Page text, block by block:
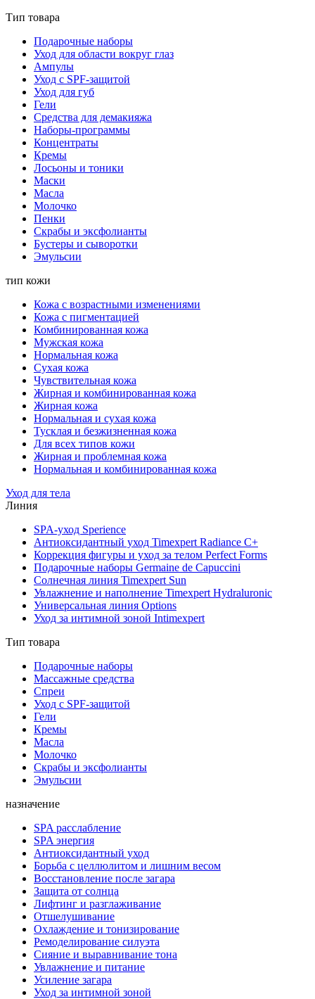
Тип товара
Подарочные наборы
Уход для области вокруг глаз
Ампулы
Уход с SPF-защитой
Уход для губ
Гели
Средства для демакияжа
Наборы-программы
Концентраты
Кремы
Лосьоны и тоники
Маски
Масла
Молочко
Пенки
Скрабы и эксфолианты
Бустеры и сыворотки
Эмульсии
тип кожи
Кожа с возрастными изменениями
Кожа с пигментацией
Комбинированная кожа
Мужская кожа
Нормальная кожа
Сухая кожа
Чувствительная кожа
Жирная и комбинированная кожа
Жирная кожа
Нормальная и сухая кожа
Тусклая и безжизненная кожа
Для всех типов кожи
Жирная и проблемная кожа
Нормальная и комбинированная кожа
Уход для тела
Линия
SPA-уход Sperience
Антиоксидантный уход Timexpert Radiance C+
Коррекция фигуры и уход за телом Perfect Forms
Подарочные наборы Germaine de Capuccini
Солнечная линия Timexpert Sun
Увлажнение и наполнение Timexpert Hydraluronic
Универсальная линия Options
Уход за интимной зоной Intimexpert
Тип товара
Подарочные наборы
Массажные средства
Спреи
Уход с SPF-защитой
Гели
Кремы
Масла
Молочко
Скрабы и эксфолианты
Эмульсии
назначение
SPA расслабление
SPA энергия
Антиоксидантный уход
Борьба с целлюлитом и лишним весом
Восстановление после загара
Защита от солнца
Лифтинг и разглаживание
Отшелушивание
Охлаждение и тонизирование
Ремоделирование силуэта
Сияние и выравнивание тона
Увлажнение и питание
Усиление загара
Уход за интимной зоной